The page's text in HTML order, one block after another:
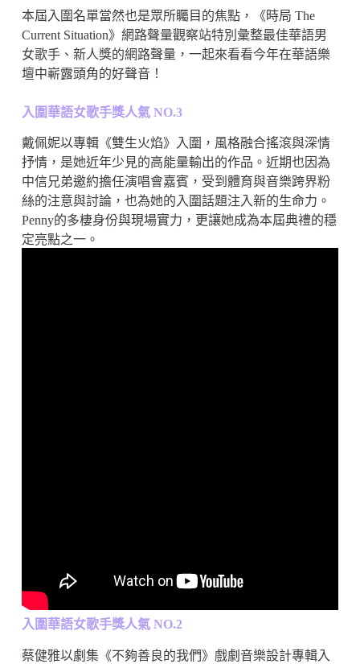
本屆入圍名單當然也是眾所矚目的焦點，《時局 The
Current Situation》網路聲量觀察站特別彙整最佳華語男
女歌手、新人獎的網路聲量，一起來看看今年在華語樂
壇中嶄露頭角的好聲音！
入圍華語女歌手獎人氣 NO.3
戴佩妮以專輯《雙生火焰》入圍，風格融合搖滾與深情
抒情，是她近年少見的高能量輸出的作品。近期也因為
中信兄弟邀約擔任演唱會嘉賓，受到體育與音樂跨界粉
絲的注意與討論，也為她的入圍話題注入新的生命力。
Penny的多棲身份與現場實力，更讓她成為本屆典禮的穩
定亮點之一。
入圍華語女歌手獎人氣 NO.2
蔡健雅以劇集《不夠善良的我們》戲劇音樂設計專輯入